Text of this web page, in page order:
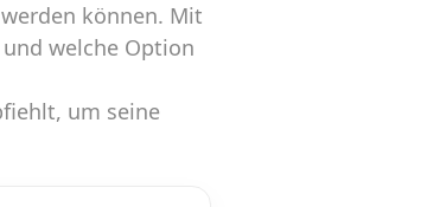
können. Mit
welche Option
um seine